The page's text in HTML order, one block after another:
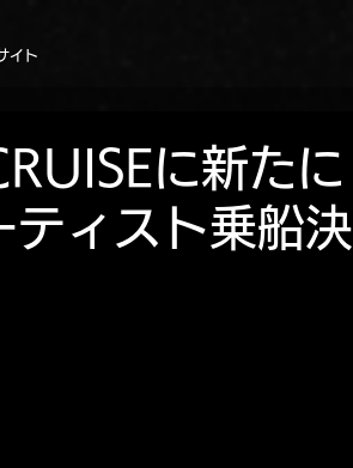
イト
に新たに
ティスト乗船決